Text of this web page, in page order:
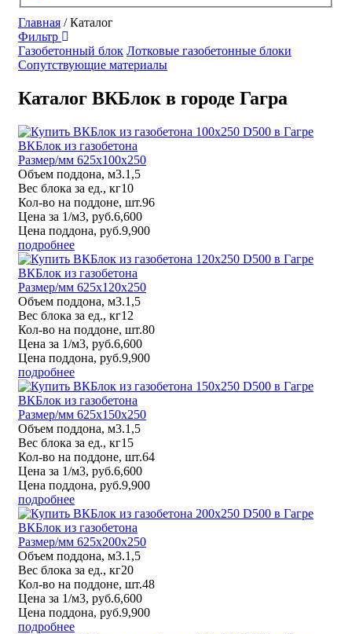
Главная /Каталог
Фильтр
Газобетонный блок Лотковые газобетонные блоки
Сопутствующие материалы
Каталог ВКБлок в городе Гагра
ВКБлок из газобетона
Размер/мм 625x100x250
Объем поддона, м3.1,5
Вес блока за ед., кг10
Кол-во на поддоне, шт.96
Цена за 1/м3, руб.6,600
Цена поддона, руб.9,900
подробнее
ВКБлок из газобетона
Размер/мм 625x120x250
Объем поддона, м3.1,5
Вес блока за ед., кг12
Кол-во на поддоне, шт.80
Цена за 1/м3, руб.6,600
Цена поддона, руб.9,900
подробнее
ВКБлок из газобетона
Размер/мм 625x150x250
Объем поддона, м3.1,5
Вес блока за ед., кг15
Кол-во на поддоне, шт.64
Цена за 1/м3, руб.6,600
Цена поддона, руб.9,900
подробнее
ВКБлок из газобетона
Размер/мм 625x200x250
Объем поддона, м3.1,5
Вес блока за ед., кг20
Кол-во на поддоне, шт.48
Цена за 1/м3, руб.6,600
Цена поддона, руб.9,900
подробнее